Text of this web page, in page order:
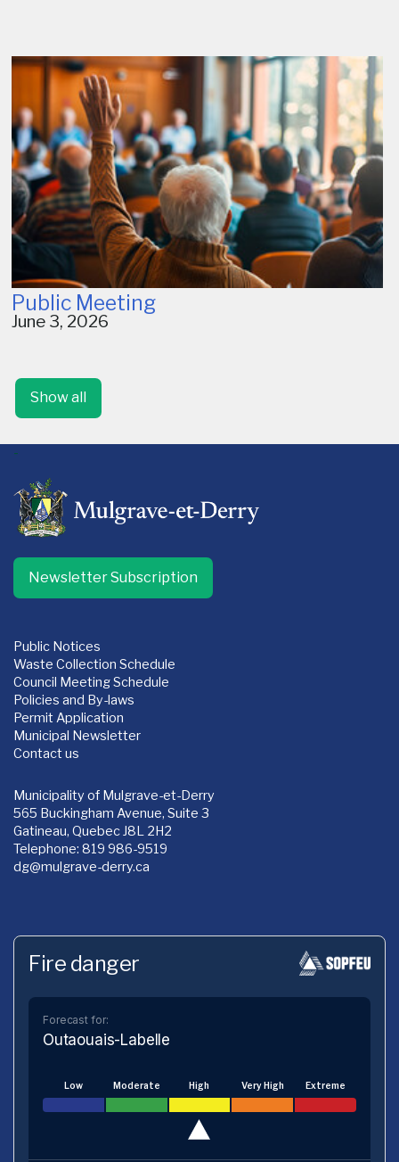
Public Meeting
June 3, 2026
Show all
-
Newsletter Subscription
Public Notices
Waste Collection Schedule
Council Meeting Schedule
Policies and By-laws
Permit Application
Municipal Newsletter
Contact us
Municipality of Mulgrave-et-Derry
565 Buckingham Avenue, Suite 3
Gatineau, Quebec J8L 2H2
Telephone: 819 986-9519
dg@mulgrave-derry.ca
Fire danger
Forecast for:
Outaouais-Labelle
Low Moderate High Very High Extreme